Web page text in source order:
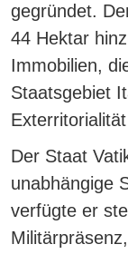
gegründet.
44 Hektar
Immobilien,
Staatsgebiet
Der Staat
unabhängige
verfügte er